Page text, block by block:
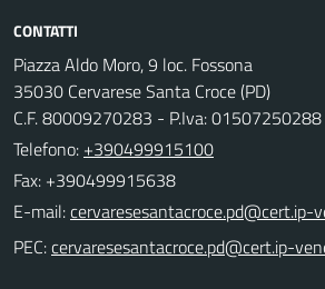
CONTATTI
Piazza Aldo Moro, 9 loc. Fossona
35030 Cervarese Santa Croce (PD)
C.F. 80009270283 - P.Iva: 01507250288
Telefono: +390499915100
Fax: +390499915638
E-mail:
PEC: